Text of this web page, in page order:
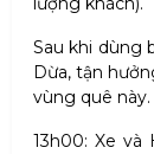
Sau khi dùng
Dừa, tận
vùng quê này.
13h00: Xe và